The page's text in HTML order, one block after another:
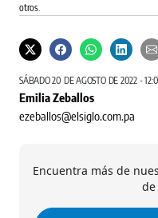
otros.
SÁBADO 20 DE AGOSTO DE 2022 -
Emilia Zeballos
ezeballos@elsiglo.com.pa
Encuentra más de